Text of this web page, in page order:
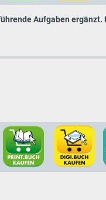
Aufgaben ergänzt.